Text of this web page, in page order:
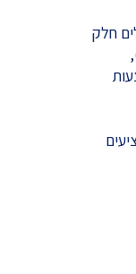
חלק
לשנה),